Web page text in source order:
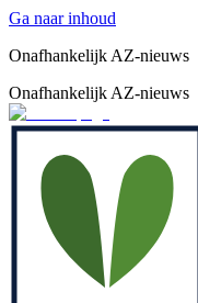
Ga naar inhoud
Onafhankelijk AZ-nieuws
Onafhankelijk AZ-nieuws